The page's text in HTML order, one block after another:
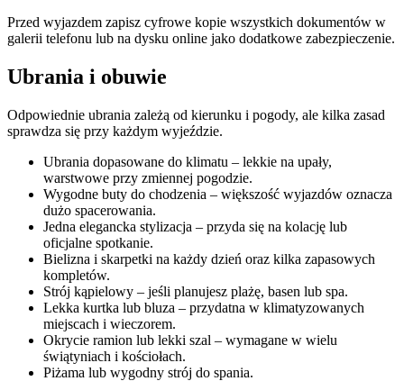
Przed wyjazdem zapisz cyfrowe kopie wszystkich dokumentów w
galerii telefonu lub na dysku online jako dodatkowe zabezpieczenie.
Ubrania i obuwie
Odpowiednie ubrania zależą od kierunku i pogody, ale kilka zasad
sprawdza się przy każdym wyjeździe.
Ubrania dopasowane do klimatu – lekkie na upały,
warstwowe przy zmiennej pogodzie.
Wygodne buty do chodzenia – większość wyjazdów oznacza
dużo spacerowania.
Jedna elegancka stylizacja – przyda się na kolację lub
oficjalne spotkanie.
Bielizna i skarpetki na każdy dzień oraz kilka zapasowych
kompletów.
Strój kąpielowy – jeśli planujesz plażę, basen lub spa.
Lekka kurtka lub bluza – przydatna w klimatyzowanych
miejscach i wieczorem.
Okrycie ramion lub lekki szal – wymagane w wielu
świątyniach i kościołach.
Piżama lub wygodny strój do spania.